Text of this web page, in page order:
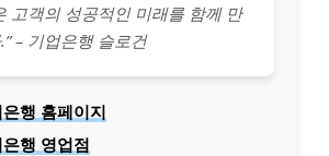
고객의 성공적인 미래를 함께 만
– 기업은행 슬로건
행 홈페이지
행 영업점